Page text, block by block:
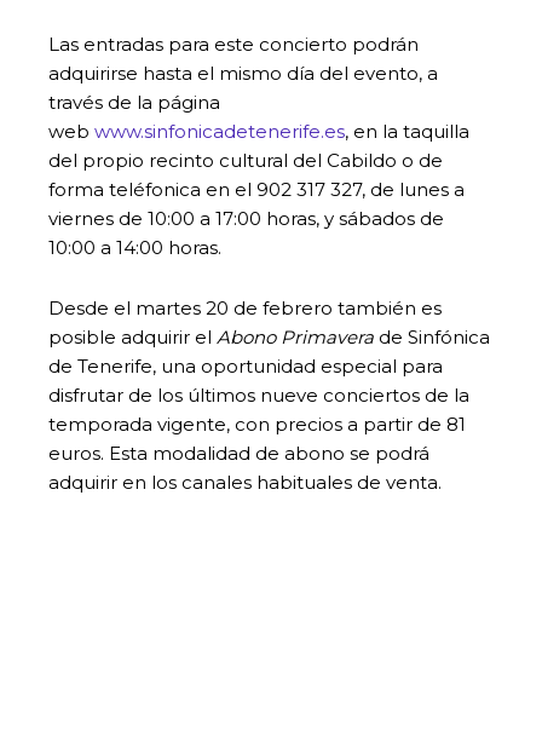
Las entradas para este concierto podrán
adquirirse hasta el mismo día del evento, a
través de la página
web www.sinfonicadetenerife.es, en la taquilla
del propio recinto cultural del Cabildo o de
forma teléfonica en el 902 317 327, de lunes a
viernes de 10:00 a 17:00 horas, y sábados de
10:00 a 14:00 horas.
Desde el martes 20 de febrero también es
posible adquirir el Abono Primavera de Sinfónica
de Tenerife, una oportunidad especial para
disfrutar de los últimos nueve conciertos de la
temporada vigente, con precios a partir de 81
euros. Esta modalidad de abono se podrá
adquirir en los canales habituales de venta.